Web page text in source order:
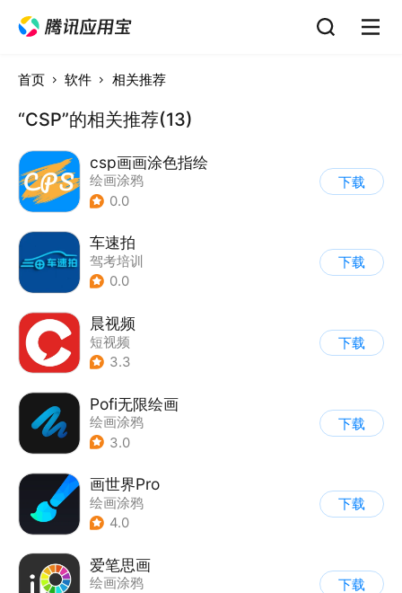
首页 软件 相关推荐
“CSP”的相关推荐(13)
csp画画涂色指绘
绘画涂鸦
0.0
下载
车速拍
驾考培训
0.0
下载
晨视频
短视频
3.3
下载
Pofi无限绘画
绘画涂鸦
3.0
下载
画世界Pro
绘画涂鸦
4.0
下载
爱笔思画
绘画涂鸦
下载